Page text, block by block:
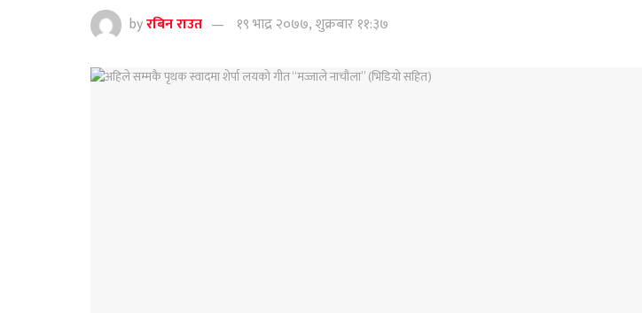
byरबिन राउत १९ भाद्र २०७७, शुक्रबार ११:३७